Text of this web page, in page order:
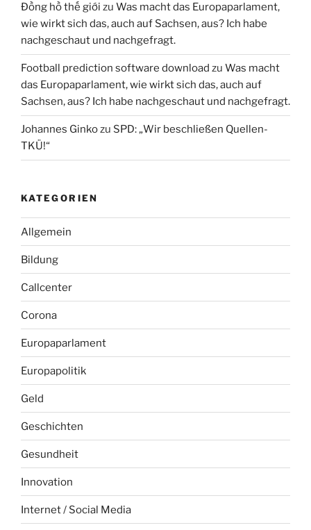
Đồng hồ thế giới zu Was macht das Europaparlament,
wie wirkt sich das, auch auf Sachsen, aus? Ich habe
nachgeschaut und nachgefragt.
Football prediction software download zu Was macht
das Europaparlament, wie wirkt sich das, auch auf
Sachsen, aus? Ich habe nachgeschaut und nachgefragt.
Johannes Ginkozu SPD: „Wir beschließen Quellen-
TKÜ!“
KATEGORIEN
Allgemein
Bildung
Callcenter
Corona
Europaparlament
Europapolitik
Geld
Geschichten
Gesundheit
Innovation
Internet / Social Media